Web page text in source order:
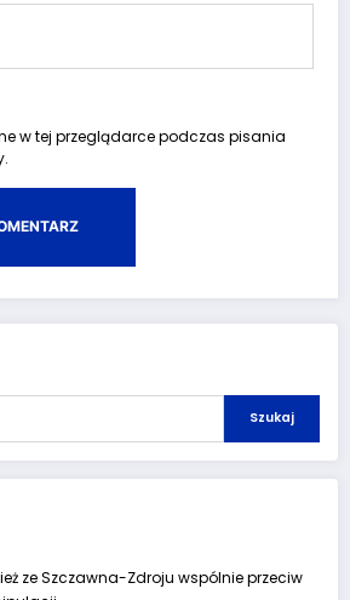
w tej przeglądarce podczas pisania
Szukaj
ze Szczawna-Zdroju wspólnie przeciw